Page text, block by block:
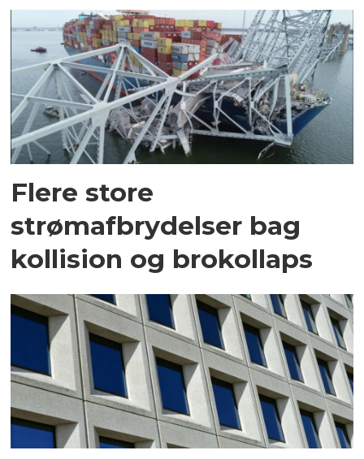
Flere store
strømafbrydelser bag
kollision og brokollaps